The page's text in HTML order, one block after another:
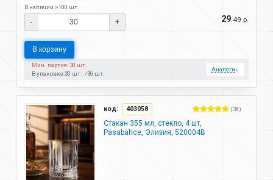
В наличии >100 шт.
- + 29.49 р.
В корзину
Мин. партия: 30 шт.
В упаковке:30 шт. 30 шт.
Аналоги↓
код: 403058 (38)
Стакан 355 мл, стекло, 4 шт,
Pasabahce, Элизия, 520004B